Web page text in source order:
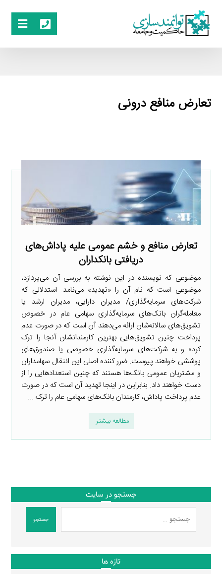
تعارض منافع درونی
تعارض منافع و خشم عمومی علیه پاداش‌های
دریافتی بانکداران
موضوعی که نویسنده در این نوشته به بررسی آن می‌پردازد،
موضوعی است که نام آن را «تهدید» می‌نامد. استدلالی که
شرکت‌های سرمایه‌گذاری/ مدیران دارایی، مدیران ارشد یا
معامله‌گران بانک‌های سرمایه‌گذاری سهامی عام در خصوص
تشویق‌های سالانه‌شان ارائه می‌دهند آن است که در صورت عدم
پرداخت چنین تشویق‌هایی بهترین کارمندانشان آنجا را ترک
کرده و به شرکت‌های سرمایه‌گذاری خصوصی یا صندوق‌های
پوششی خواهند پیوست. ضرر کننده اصلی این انتقال سهامداران
و مشتریان عمومی بانک‌ها هستند که چنین استعدادهایی را از
دست خواهند داد. بنابراین در اینجا تهدید آن است که در صورت
عدم پرداخت پاداش، کارمندان بانک‌های سهامی عام را ترک ...
مطالعه بیشتر
جستجو در سایت
جستجو
تازه ها